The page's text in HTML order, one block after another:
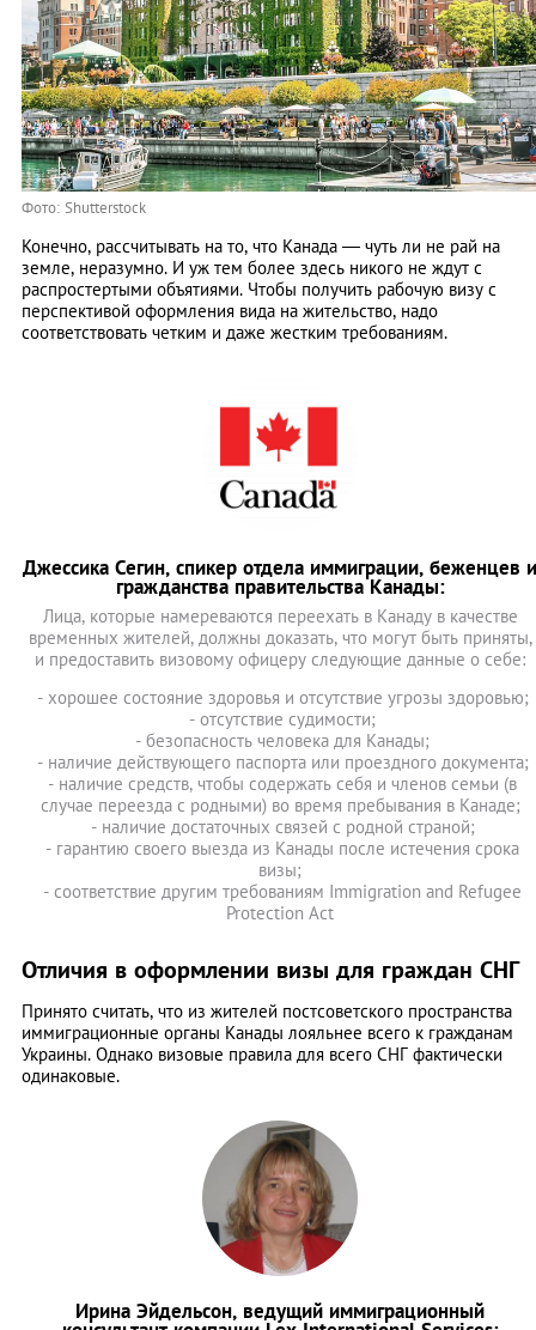
Фото: Shutterstock
Конечно, рассчитывать на то, что Канада ― чуть ли не рай на
земле, неразумно. И уж тем более здесь никого не ждут с
распростертыми объятиями. Чтобы получить рабочую визу с
перспективой оформления вида на жительство, надо
соответствовать четким и даже жестким требованиям.
Джессика Сегин, спикер отдела иммиграции, беженцев и
гражданства правительства Канады:
Лица, которые намереваются переехать в Канаду в качестве
временных жителей, должны доказать, что могут быть приняты,
и предоставить визовому офицеру следующие данные о себе:
- хорошее состояние здоровья и отсутствие угрозы здоровью;
- отсутствие судимости;
- безопасность человека для Канады;
- наличие действующего паспорта или проездного документа;
- наличие средств, чтобы содержать себя и членов семьи (в
случае переезда с родными) во время пребывания в Канаде;
- наличие достаточных связей с родной страной;
- гарантию своего выезда из Канады после истечения срока
визы;
- соответствие другим требованиям Immigration and Refugee
Protection Act
Отличия в оформлении визы для граждан СНГ
Принято считать, что из жителей постсоветского пространства
иммиграционные органы Канады лояльнее всего к гражданам
Украины. Однако визовые правила для всего СНГ фактически
одинаковые.
Ирина Эйдельсон, ведущий иммиграционный